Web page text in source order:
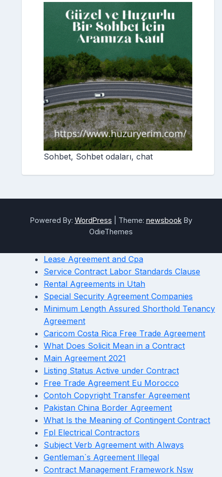
Sohbet, Sohbet odaları, chat
Powered By: WordPress Theme: newsbook By
OdieThemes
Lease Agreement and Cpa
Service Contract Labor Standards Clause
Rental Agreements in Utah
Special Security Agreement Companies
Minimum Length Assured Shorthold Tenancy
Agreement
Caricom Costa Rica Free Trade Agreement
What Does Solicit Mean in a Contract
Main Agreement 2021
Listing Status Active under Contract
Free Trade Agreement Eu Morocco
Contoh Copyright Transfer Agreement
Pakistan China Border Agreement
What Is the Meaning of Contingent Contract
Fpl Electrical Contractors
Subject Verb Agreement with Always
Gentleman`s Agreement Illegal
Contract Management Framework Nsw